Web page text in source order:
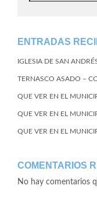
ENTRADAS
IGLESIA DE SAN
TERNASCO ASADO –
QUE VER EN EL
QUE VER EN EL
QUE VER EN EL
COMENTARIOS
No hay comentarios